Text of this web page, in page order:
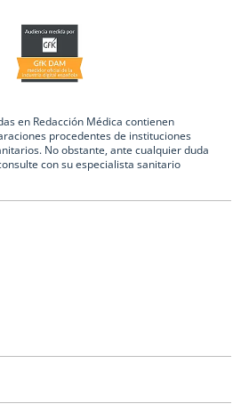
en Redacción Médica contienen
procedentes de instituciones
No obstante, ante cualquier duda
con su especialista sanitario